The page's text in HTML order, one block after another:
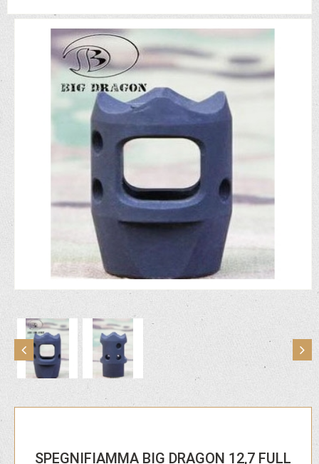
SPEGNIFIAMMA BIG DRAGON 12,7 FULL